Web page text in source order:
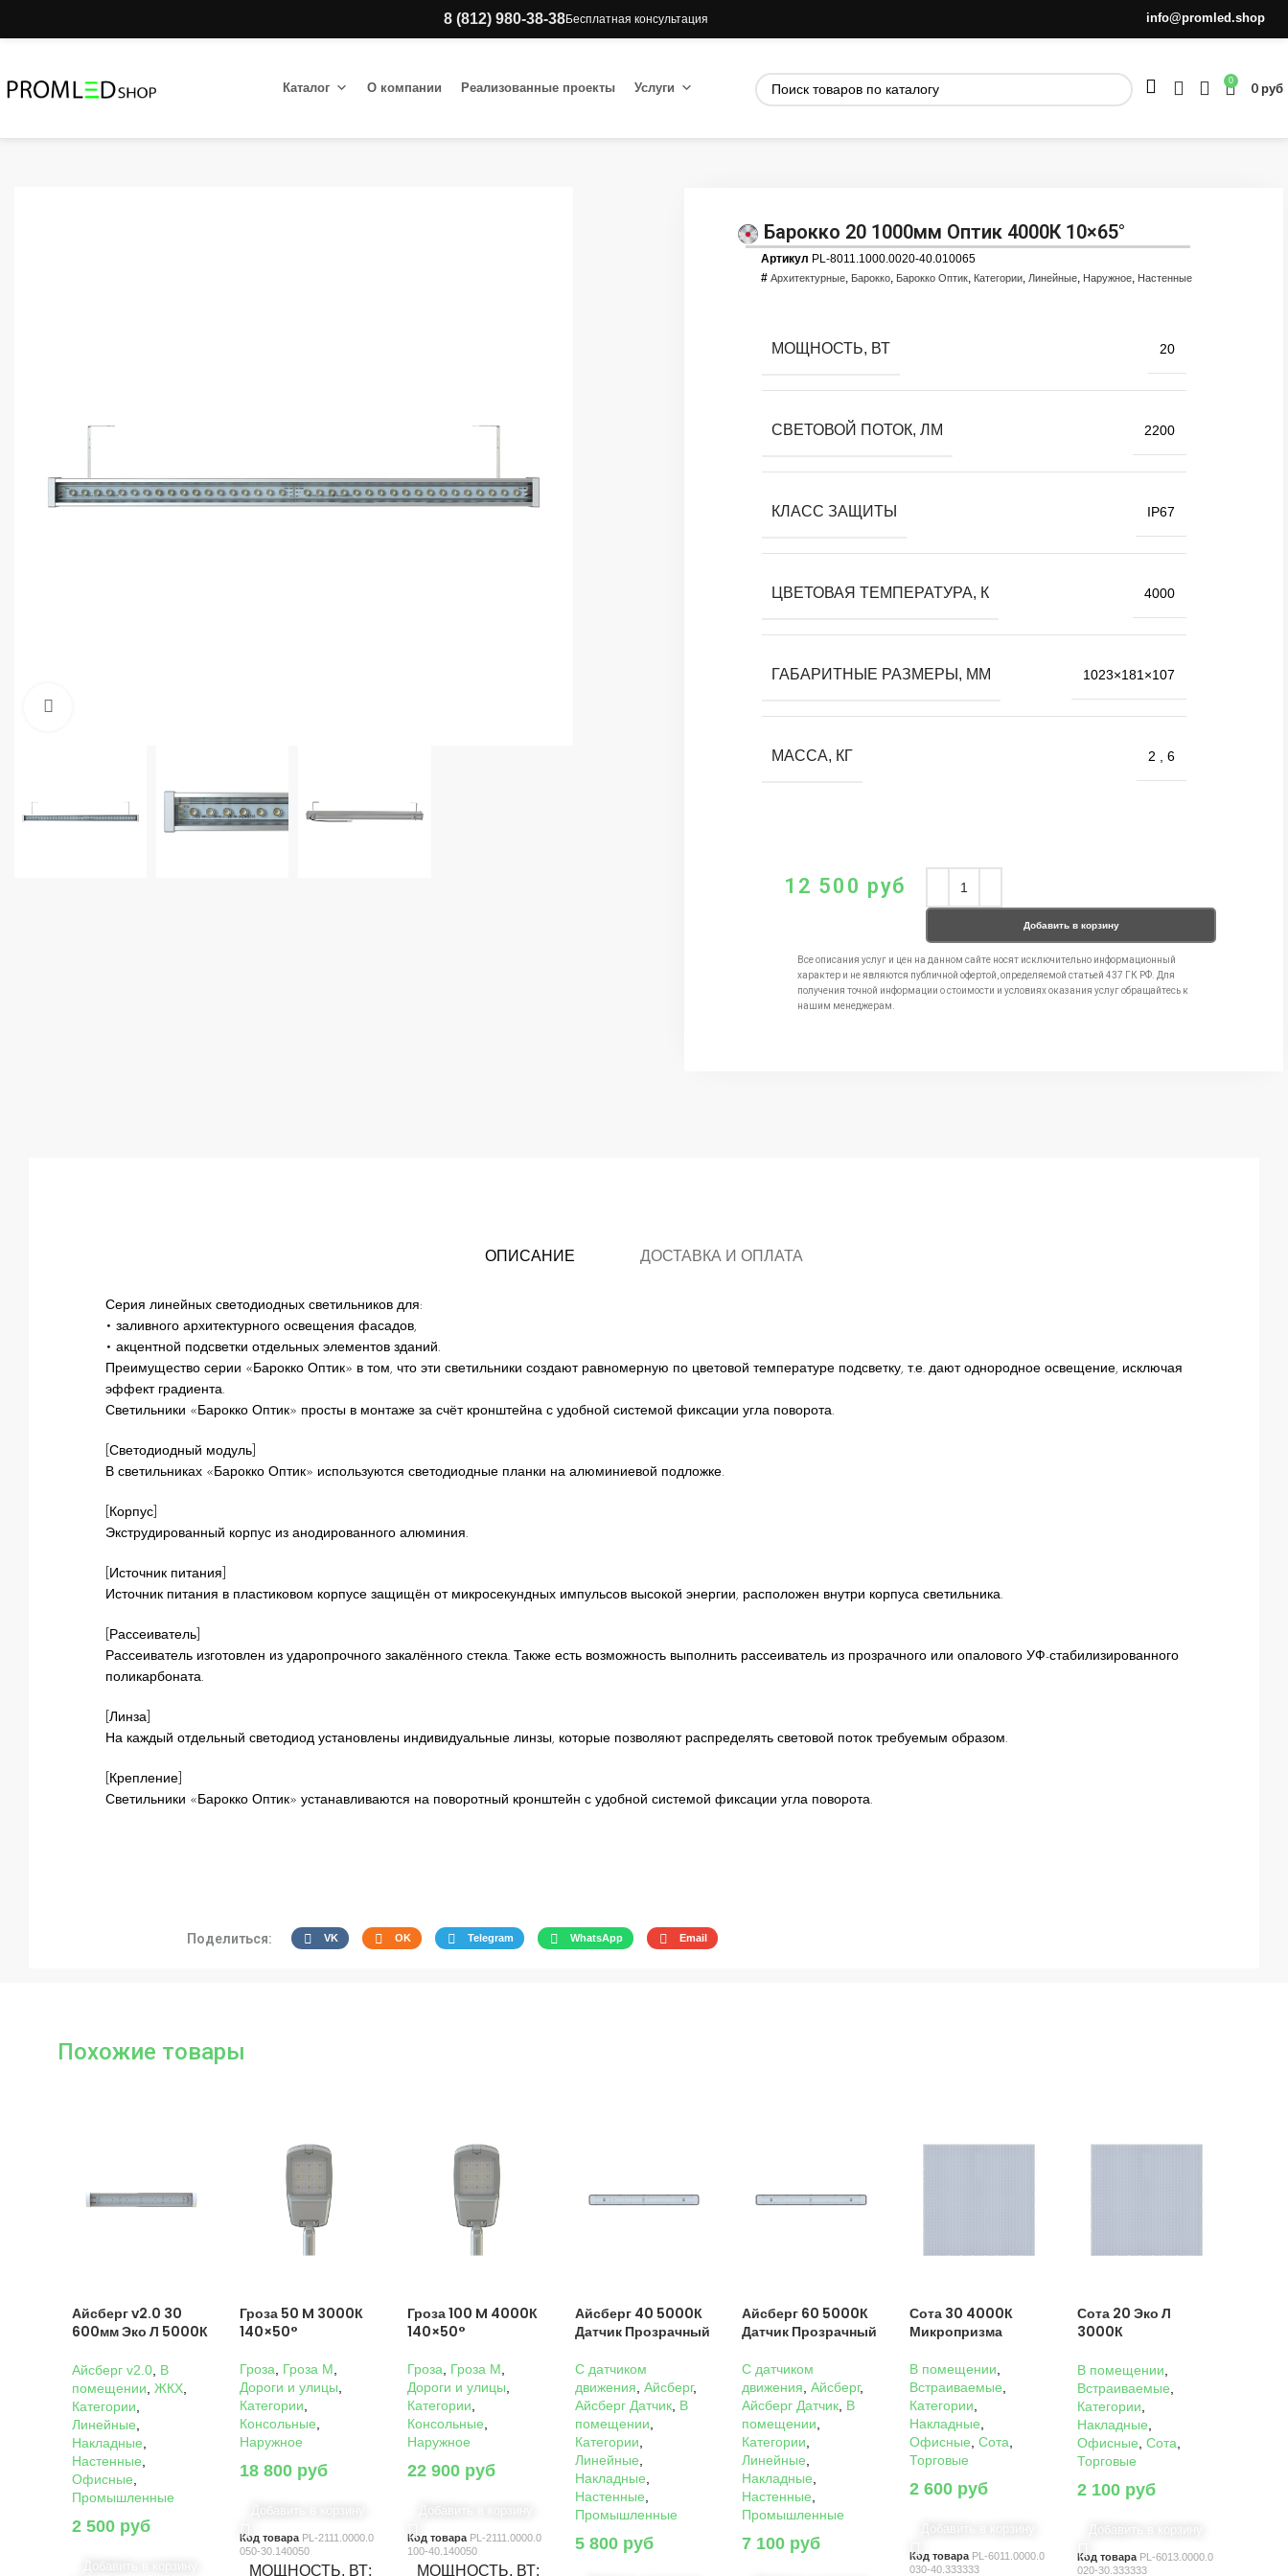
8 (812) 980-38-38Бесплатная консультация info@promled.shop
Каталог О компании Реализованные проекты Услуги 0 0руб
Барокко 20 1000мм Оптик 4000К 10×65°
Артикул PL-8011.1000.0020-40.010065
# Архитектурные Барокко Барокко Оптик Категории Линейные Наружное Настенные
МОЩНОСТЬ, ВТ 20
СВЕТОВОЙ ПОТОК, ЛМ 2200
КЛАСС ЗАЩИТЫ IP67
ЦВЕТОВАЯ ТЕМПЕРАТУРА, К 4000
ГАБАРИТНЫЕ РАЗМЕРЫ, ММ 1023×181×107
МАССА, КГ 2 ,6
12 500 руб
Добавить в корзину
Все описания услуг и цен на данном сайте носят исключительно информационный
характер и не являются публичной офертой, определяемой статьей 437 ГК РФ. Для
получения точной информации о стоимости и условиях оказания услуг обращайтесь к
нашим менеджерам.
ОПИСАНИЕ ДОСТАВКА И ОПЛАТА
Серия линейных светодиодных светильников для:
• заливного архитектурного освещения фасадов,
• акцентной подсветки отдельных элементов зданий.
Преимущество серии «Барокко Оптик» в том, что эти светильники создают равномерную по цветовой температуре подсветку, т.е. дают однородное освещение, исключая
эффект градиента.
Светильники «Барокко Оптик» просты в монтаже за счёт кронштейна с удобной системой фиксации угла поворота.
[Светодиодный модуль]
В светильниках «Барокко Оптик» используются светодиодные планки на алюминиевой подложке.
[Корпус]
Экструдированный корпус из анодированного алюминия.
[Источник питания]
Источник питания в пластиковом корпусе защищён от микросекундных импульсов высокой энергии, расположен внутри корпуса светильника.
[Рассеиватель]
Рассеиватель изготовлен из ударопрочного закалённого стекла. Также есть возможность выполнить рассеиватель из прозрачного или опалового УФ-стабилизированного
поликарбоната.
[Линза]
На каждый отдельный светодиод установлены индивидуальные линзы, которые позволяют распределять световой поток требуемым образом.
[Крепление]
Светильники «Барокко Оптик» устанавливаются на поворотный кронштейн с удобной системой фиксации угла поворота.
Поделиться: VK OK Telegram WhatsApp Email
Похожие товары
Айсберг v2.0 30
600мм Эко Л 5000К
Айсберг v2.0 В
помещении ЖКХ
Категории
Линейные
Накладные
Настенные
Офисные
Промышленные
2 500 руб
Гроза 50 M 3000К
140×50°
Гроза Гроза M
Дороги и улицы
Категории
Консольные
Наружное
18 800 руб
Код товара PL-2111.0000.0
050-30.140050
МОЩНОСТЬ, ВТ
Гроза 100 M 4000К
140×50°
Гроза Гроза M
Дороги и улицы
Категории
Консольные
Наружное
22 900 руб
Код товара PL-2111.0000.0
100-40.140050
МОЩНОСТЬ, ВТ
Айсберг 40 5000К
Датчик Прозрачный
C датчиком
движения Айсберг,
Айсберг Датчик, В
помещении
Категории
Линейные
Накладные
Настенные
Промышленные
5 800 руб
Айсберг 60 5000К
Датчик Прозрачный
C датчиком
движения ,Айсберг,
Айсберг Датчик В
помещении
Категории
Линейные
Накладные
Настенные
Промышленные
7 100 руб
Сота 30 4000К
Микропризма
В помещении
Встраиваемые
Категории
Накладные
Офисные ,Сота
Торговые
2 600 руб
Код товара PL-6011.0000.0
030-40.333333
Сота 20 Эко Л
3000К
В помещении
Встраиваемые
Категории
Накладные
Офисные ,Сота
Торговые
2 100 руб
Код товара PL-6013.0000.0
020-30.333333